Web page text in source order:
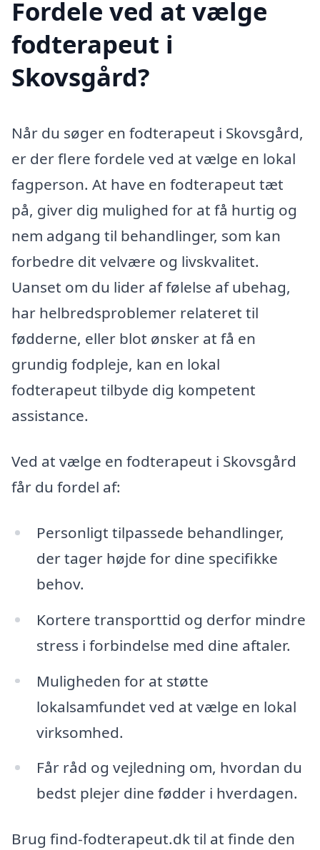
Fordele ved at vælge
fodterapeut i
Skovsgård?
Når du søger en fodterapeut i Skovsgård,
er der flere fordele ved at vælge en lokal
fagperson. At have en fodterapeut tæt
på, giver dig mulighed for at få hurtig og
nem adgang til behandlinger, som kan
forbedre dit velvære og livskvalitet.
Uanset om du lider af følelse af ubehag,
har helbredsproblemer relateret til
fødderne, eller blot ønsker at få en
grundig fodpleje, kan en lokal
fodterapeut tilbyde dig kompetent
assistance.
Ved at vælge en fodterapeut i Skovsgård
får du fordel af:
Personligt tilpassede behandlinger,
der tager højde for dine specifikke
behov.
Kortere transporttid og derfor mindre
stress i forbindelse med dine aftaler.
Muligheden for at støtte
lokalsamfundet ved at vælge en lokal
virksomhed.
Får råd og vejledning om, hvordan du
bedst plejer dine fødder i hverdagen.
Brug find-fodterapeut.dk til at finde den